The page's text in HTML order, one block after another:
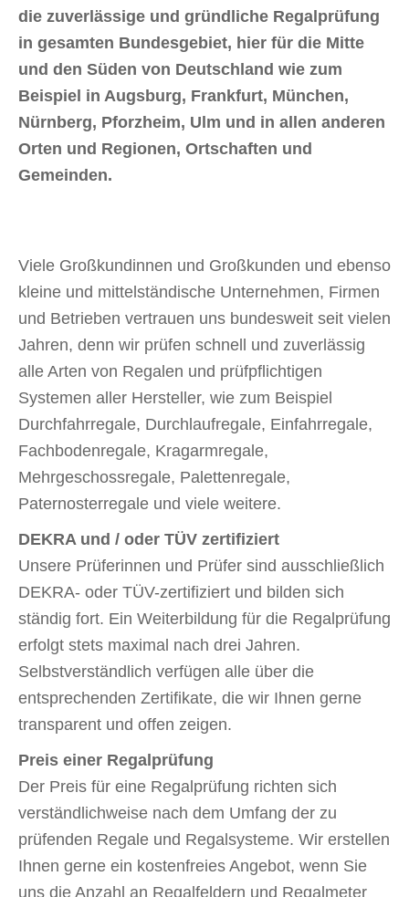
die zuverlässige und gründliche Regalprüfung
in gesamten Bundesgebiet, hier für die Mitte
und den Süden von Deutschland wie zum
Beispiel in Augsburg, Frankfurt, München,
Nürnberg, Pforzheim, Ulm und in allen anderen
Orten und Regionen, Ortschaften und
Gemeinden.
Viele Großkundinnen und Großkunden und ebenso
kleine und mittelständische Unternehmen, Firmen
und Betrieben vertrauen uns bundesweit seit vielen
Jahren, denn wir prüfen schnell und zuverlässig
alle Arten von Regalen und prüfpflichtigen
Systemen aller Hersteller, wie zum Beispiel
Durchfahrregale, Durchlaufregale, Einfahrregale,
Fachbodenregale, Kragarmregale,
Mehrgeschossregale, Palettenregale,
Paternosterregale und viele weitere.
DEKRA und / oder TÜV zertifiziert
Unsere Prüferinnen und Prüfer sind ausschließlich
DEKRA- oder TÜV-zertifiziert und bilden sich
ständig fort. Ein Weiterbildung für die Regalprüfung
erfolgt stets maximal nach drei Jahren.
Selbstverständlich verfügen alle über die
entsprechenden Zertifikate, die wir Ihnen gerne
transparent und offen zeigen.
Preis einer Regalprüfung
Der Preis für eine Regalprüfung richten sich
verständlichweise nach dem Umfang der zu
prüfenden Regale und Regalsysteme. Wir erstellen
Ihnen gerne ein kostenfreies Angebot, wenn Sie
uns die Anzahl an Regalfeldern und Regalmeter